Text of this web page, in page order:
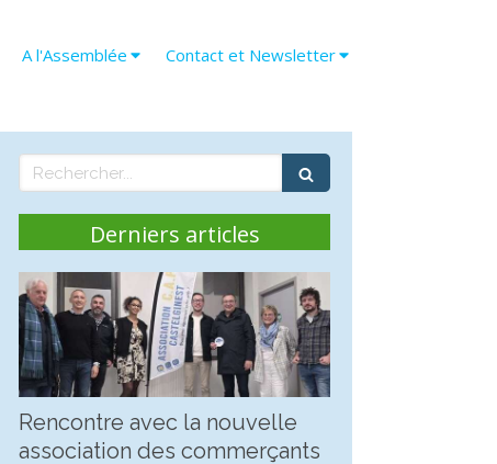
A l'Assemblée Contact et Newsletter
Rechercher
Derniers articles
Rencontre avec la nouvelle
association des commerçants